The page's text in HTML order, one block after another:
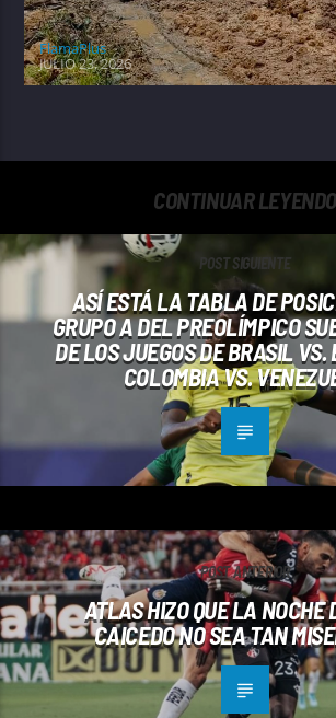
FlamaPlus
JULIO 23, 2026
CONTINUAR LEYENDO
POST SIGUIENTE
ASÍ ESTÁ LA TABLA DE
GRUPO A DEL PREOLÍMPICO
DE LOS JUEGOS DE BRASIL VS.
COLOMBIA VS.
POST ANTERIOR
ATLAS HIZO QUE LA NOCHE
CAICEDO NO SEA TAN